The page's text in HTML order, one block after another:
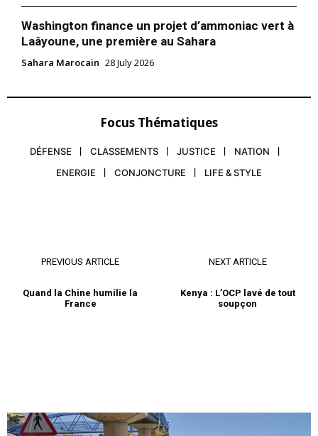
le1.ma
l'information
Nous contacter
Formules d’abonnement
Washington finance un projet d’ammoniac vert à
Laâyoune, une première au Sahara
Sahara Marocain 28 July 2026
Focus Thématiques
DÉFENSE CLASSEMENTS JUSTICE
NATION
ENERGIE
CONJONCTURE LIFE & STYLE
PREVIOUS ARTICLE
Quand la Chine humilie la
France
NEXT ARTICLE
Kenya : L’OCP lavé de tout
soupçon